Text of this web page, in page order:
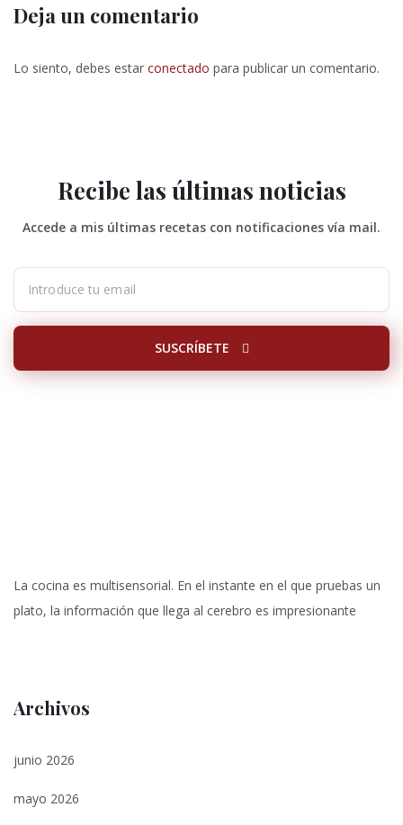
Deja un comentario
Lo siento, debes estar conectado para publicar un comentario.
Recibe las últimas noticias
Accede a mis últimas recetas con notificaciones vía mail.
SUSCRÍBETE
La cocina es multisensorial. En el instante en el que pruebas un
plato, la información que llega al cerebro es impresionante
Archivos
junio 2026
mayo 2026